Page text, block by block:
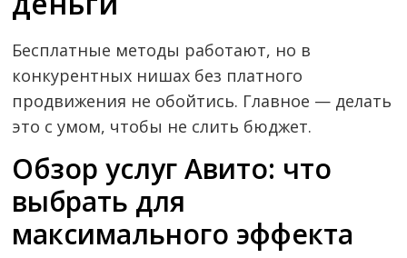
Бесплатные методы работают, но в
конкурентных нишах без платного
продвижения не обойтись. Главное — делать
это с умом, чтобы не слить бюджет.
Обзор услуг Авито: что
выбрать для
максимального эффекта